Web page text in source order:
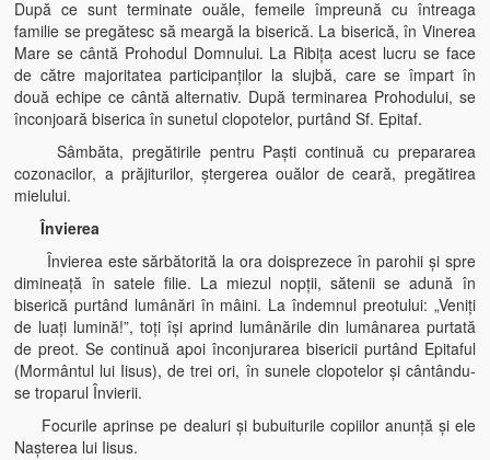
După ce sunt terminate ouăle, femeile împreună cu întreaga
familie se pregătesc să meargă la biserică. La biserică, în Vinerea
Mare se cântă Prohodul Domnului. La Ribiţa acest lucru se face
de către majoritatea participanţilor la slujbă, care se împart în
două echipe ce cântă alternativ. După terminarea Prohodului, se
înconjoară biserica în sunetul clopotelor, purtând Sf. Epitaf.
Sâmbăta, pregătirile pentru Paşti continuă cu prepararea
cozonacilor, a prăjiturilor, ştergerea ouălor de ceară, pregătirea
mielului.
Învierea
Învierea este sărbătorită la ora doisprezece în parohii şi spre
dimineaţă în satele filie. La miezul nopţii, sătenii se adună în
biserică purtând lumânări în mâini. La îndemnul preotului: „Veniţi
de luaţi lumină!”, toţi îşi aprind lumânările din lumânarea purtată
de preot. Se continuă apoi înconjurarea bisericii purtând Epitaful
(Mormântul lui Iisus), de trei ori, în sunele clopotelor şi cântându-
se troparul Învierii.
Focurile aprinse pe dealuri şi bubuiturile copiilor anunţă şi ele
Naşterea lui Iisus.